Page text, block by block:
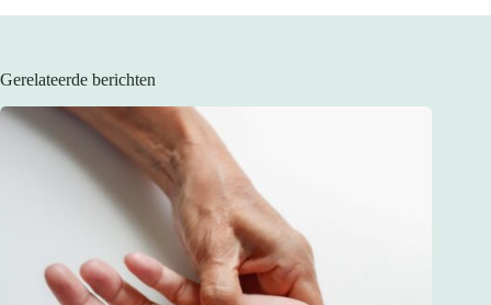
Gerelateerde berichten